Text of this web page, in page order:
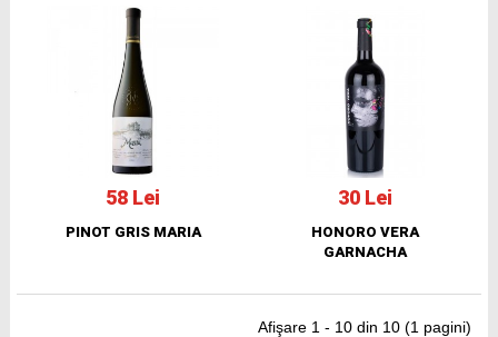
58 Lei
PINOT GRIS MARIA
30 Lei
HONORO VERA
GARNACHA
Afişare 1 - 10 din 10 (1 pagini)